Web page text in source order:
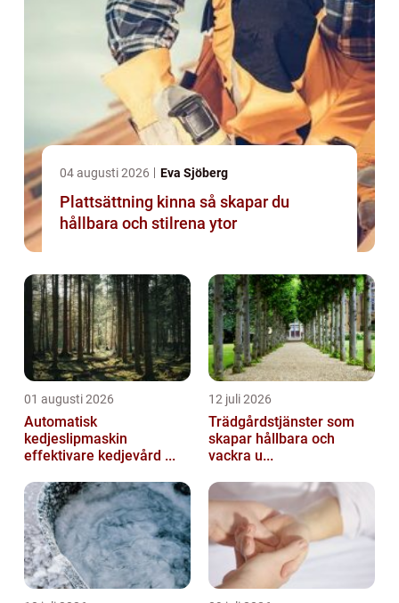
04 augusti 2026 Eva Sjöberg
Plattsättning kinna så skapar du
hållbara och stilrena ytor
01 augusti 2026
Automatisk
kedjeslipmaskin
effektivare kedjevård ...
12 juli 2026
Trädgårdstjänster som
skapar hållbara och
vackra u...